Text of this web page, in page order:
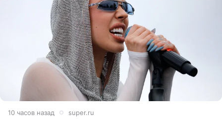
10 часов назад super.ru